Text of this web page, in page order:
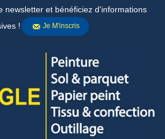
newsletter et bénéficiez d'informations
!
Je M'inscris